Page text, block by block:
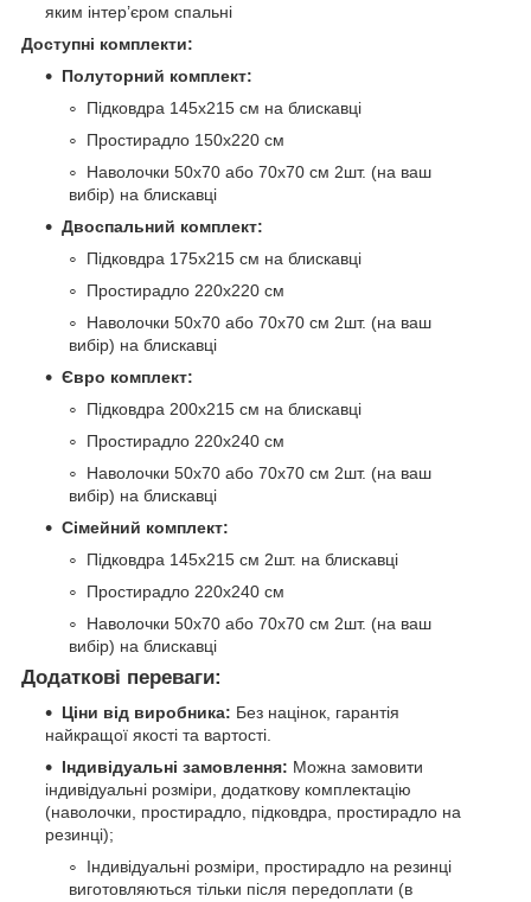
яким інтер’єром спальні
Доступні комплекти:
Полуторний комплект:
Підковдра 145х215 см на блискавці
Простирадло 150х220 см
Наволочки 50х70 або 70х70 см 2шт. (на ваш
вибір) на блискавці
Двоспальний комплект:
Підковдра 175х215 см на блискавці
Простирадло 220х220 см
Наволочки 50х70 або 70х70 см 2шт. (на ваш
вибір) на блискавці
Євро комплект:
Підковдра 200х215 см на блискавці
Простирадло 220х240 см
Наволочки 50х70 або 70х70 см 2шт. (на ваш
вибір) на блискавці
Сімейний комплект:
Підковдра 145х215 см 2шт. на блискавці
Простирадло 220х240 см
Наволочки 50х70 або 70х70 см 2шт. (на ваш
вибір) на блискавці
Додаткові переваги:
Ціни від виробника: Без націнок, гарантія
найкращої якості та вартості.
Індивідуальні замовлення: Можна замовити
індивідуальні розміри, додаткову комплектацію
(наволочки, простирадло, підковдра, простирадло на
резинці);
Індивідуальні розміри, простирадло на резинці
виготовляються тільки після передоплати (в